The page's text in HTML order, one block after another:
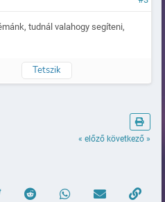
tudnál valahogy segíteni,
Tetszik
« előző következő »